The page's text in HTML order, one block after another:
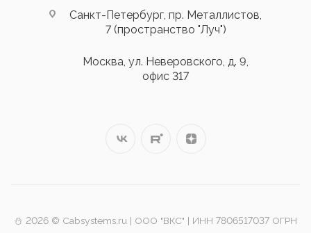
Санкт-Петербург, пр. Металлистов,
7 (пространство "Луч")
Москва, ул. Неверовского, д. 9,
офис 317
⛄️ 2026 © Cabsystems.ru | ООО "ВКС" | ИНН 7806517037 ОГРН